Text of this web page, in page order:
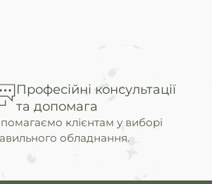
Професійні консультації
та допомага
клієнтам у виборі
обладнання.